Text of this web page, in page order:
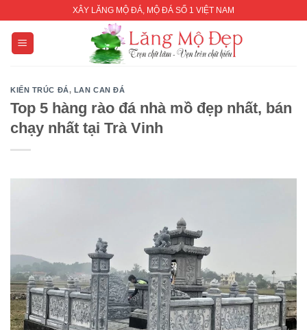
content
XÂY LĂNG MỘ ĐÁ, MỘ ĐÁ SỐ 1 VIỆT NAM
KIẾN TRÚC ĐÁ, LAN CAN ĐÁ
Top 5 hàng rào đá nhà mồ đẹp nhất, bán
chạy nhất tại Trà Vinh